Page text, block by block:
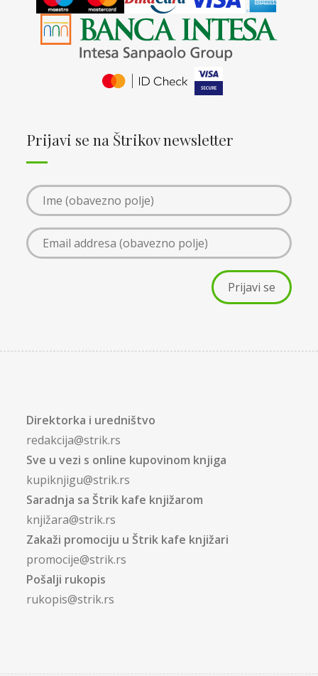
Prijavi se na Štrikov newsletter
Direktorka i uredništvo
redakcija@strik.rs
Sve u vezi s online kupovinom knjiga
kupiknjigu@strik.rs
Saradnja sa Štrik kafe knjižarom
knjižara@strik.rs
Zakaži promociju u Štrik kafe knjižari
promocije@strik.rs
Pošalji rukopis
rukopis@strik.rs